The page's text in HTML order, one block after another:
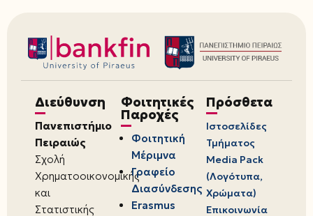
Διεύθυνση
Πανεπιστήμιο
Πειραιώς
Σχολή
Χρηματοοικονομικής
και
Στατιστικής
Φοιτητικές
Παροχές
Φοιτητική
Μέριμνα
Γραφείο
Διασύνδεσης
Erasmus
Πρόσθετα
Ιστοσελίδες
Τμήματος
Media Pack
(Λογότυπα,
Χρώματα)
Επικοινωνία